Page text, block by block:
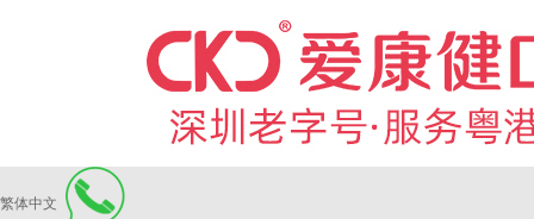
繁体中文